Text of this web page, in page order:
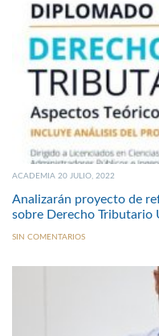
ACADEMIA 20 JULIO, 2022
Analizarán proyecto de
sobre Derecho Tributario
SIN COMENTARIOS